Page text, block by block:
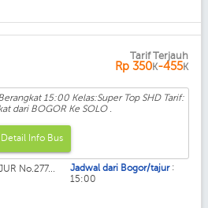
Tarif Terjauh
Rp 350K-455K
15:00 Kelas:Super Top SHD Tarif:
dari BOGOR Ke SOLO .
Detail Info Bus
No.277... Jadwal dari Bogor/tajur :
15:00